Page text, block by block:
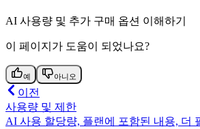
AI 사용량 및 추가 구매 옵션 이해하기
이 페이지가 도움이 되었나요?
예 아니오
이전
사용량 및 제한
AI 사용 할당량, 플랜에 포함된 내용, 더